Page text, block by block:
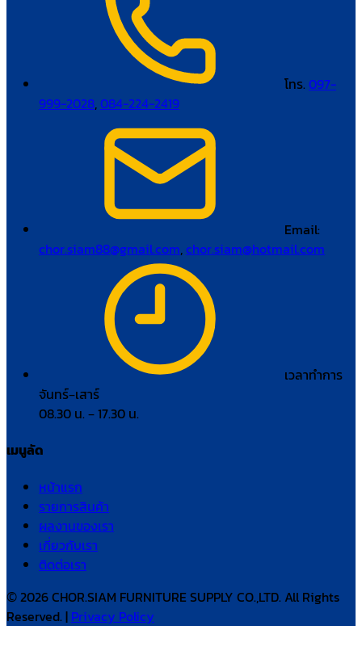
โทร. 097-
999-2028,084-224-2419
Email:
chor.siam88@gmail.com,chor.siam@hotmail.com
เวลาทำการ
จันทร์–เสาร์
08.30 น. – 17.30 น.
เมนูลัด
หน้าแรก
รายการสินค้า
ผลงานของเรา
เกี่ยวกับเรา
ติดต่อเรา
© 2026 CHOR.SIAM FURNITURE SUPPLY CO.,LTD. All Rights
Reserved. | Privacy Policy